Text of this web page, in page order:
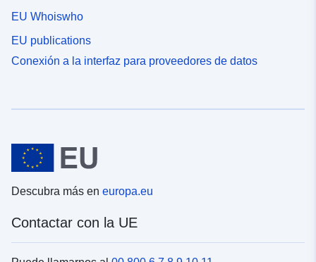
EU Whoiswho
EU publications
Conexión a la interfaz para proveedores de datos
Descubra más en europa.eu
Contactar con la UE